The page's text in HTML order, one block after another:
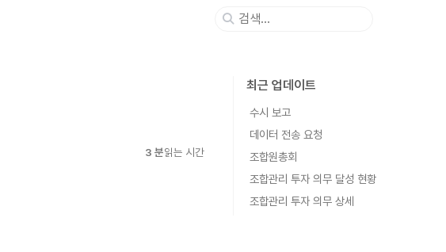
3 분읽는 시간
최근 업데이트
수시 보고
데이터 전송 요청
조합원총회
조합관리 투자 의무 달성 현황
조합관리 투자 의무 상세